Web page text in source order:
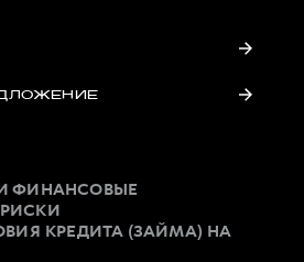
ФИНАНСОВЫЕ
КРЕДИТА (ЗАЙМА) НА